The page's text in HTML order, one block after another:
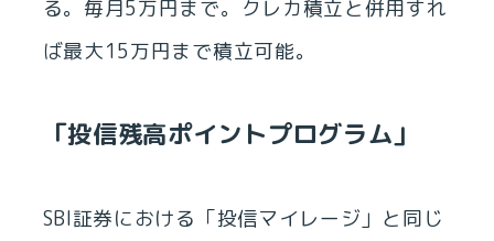
る。毎月5万円まで。クレカ積立と併用すれ
ば最大15万円まで積立可能。
「投信残高ポイントプログラム」
SBI証券における「投信マイレージ」と同じ